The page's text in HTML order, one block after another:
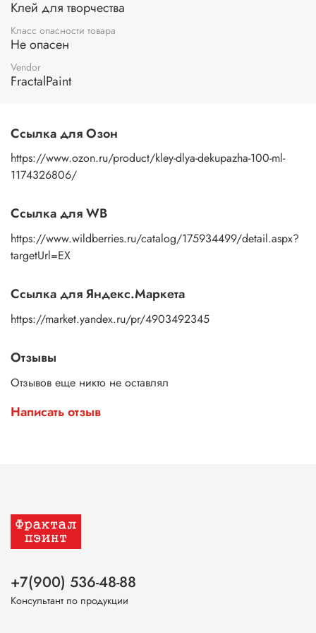
Клей для творчества
Класс опасности товара
Не опасен
Vendor
FractalPaint
Ссылка для Озон
https://www.ozon.ru/product/kley-dlya-dekupazha-100-ml-
1174326806/
Ссылка для WB
https://www.wildberries.ru/catalog/175934499/detail.aspx?
targetUrl=EX
Ссылка для Яндекс.Маркета
https://market.yandex.ru/pr/4903492345
Отзывы
Отзывов еще никто не оставлял
Написать отзыв
+7(900) 536-48-88
Консультант по продукции